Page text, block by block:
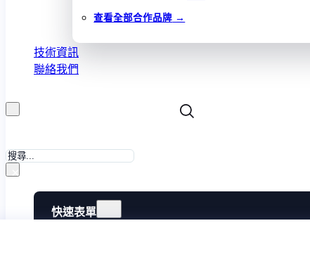
查看全部合作品牌
技術資訊
聯絡我們
搜
×
快速表單